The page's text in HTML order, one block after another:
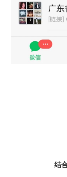
结